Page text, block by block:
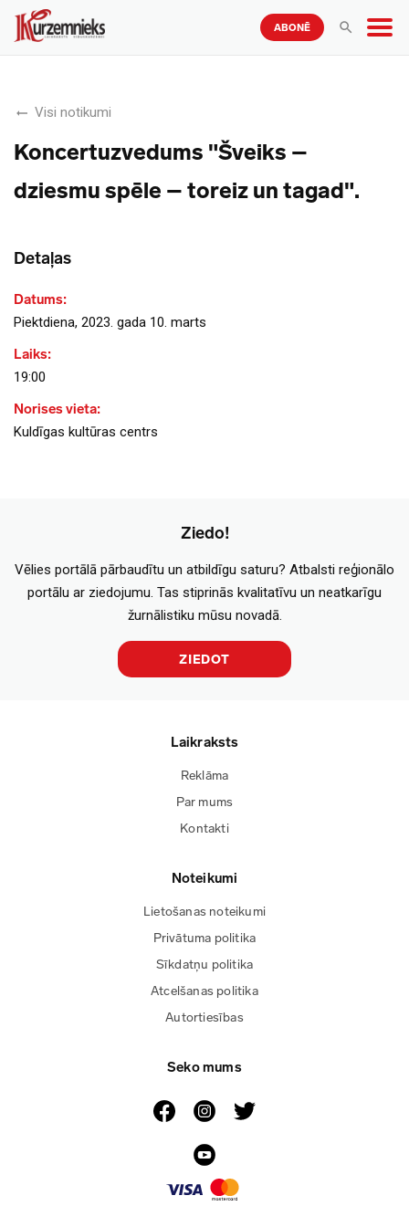
ABONĒ
Visi notikumi
Koncertuzvedums "Šveiks –
dziesmu spēle – toreiz un tagad".
Detaļas
Datums:
Piektdiena, 2023. gada 10. marts
Laiks:
19:00
Norises vieta:
Kuldīgas kultūras centrs
Ziedo!
Vēlies portālā pārbaudītu un atbildīgu saturu? Atbalsti reģionālo
portālu ar ziedojumu. Tas stiprinās kvalitatīvu un neatkarīgu
žurnālistiku mūsu novadā.
ZIEDOT
Laikraksts
Reklāma
Par mums
Kontakti
Noteikumi
Lietošanas noteikumi
Privātuma politika
Sīkdatņu politika
Atcelšanas politika
Autortiesības
Seko mums